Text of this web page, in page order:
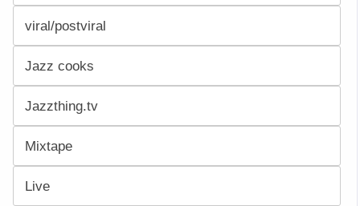
viral/postviral
Jazz cooks
Jazzthing.tv
Mixtape
Live